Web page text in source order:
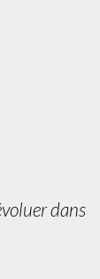
dans